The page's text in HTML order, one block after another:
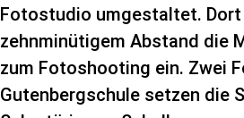
Fotostudio umgestaltet.
zehnminütigem Abstand die
zum Fotoshooting ein. Zwei
Gutenbergschule setzen die